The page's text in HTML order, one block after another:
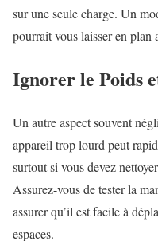
sur une seule charge. Un
pourrait vous laisser en plan
Ignorer le Poids
Un autre aspect souvent
appareil trop lourd peut
surtout si vous devez
Assurez-vous de tester la
assurer qu’il est facile à
espaces.